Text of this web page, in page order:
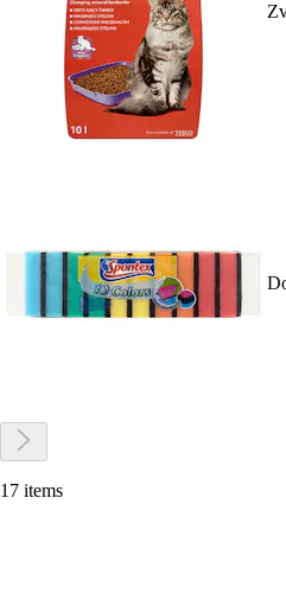
17 items